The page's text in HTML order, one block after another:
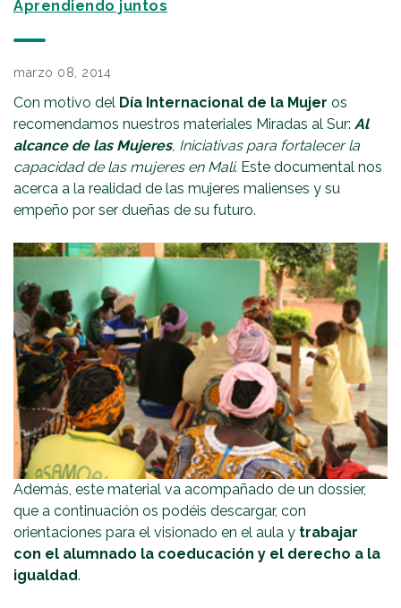
Aprendiendo juntos
marzo 08, 2014
Con motivo del Día Internacional de la Mujer os
recomendamos nuestros materiales Miradas al Sur: Al
alcance de las Mujeres, Iniciativas para fortalecer la
capacidad de las mujeres en Mali. Este documental nos
acerca a la realidad de las mujeres malienses y su
empeño por ser dueñas de su futuro.
Además, este material va acompañado de un dossier,
que a continuación os podéis descargar, con
orientaciones para el visionado en el aula y trabajar
con el alumnado la coeducación y el derecho a la
igualdad.